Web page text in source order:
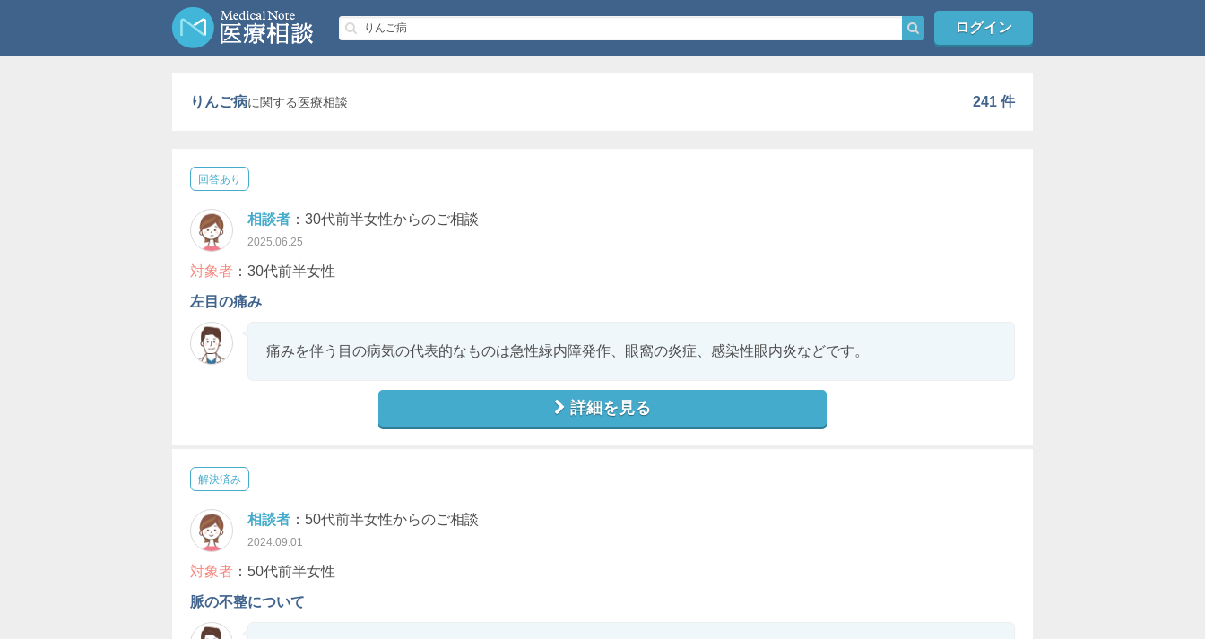
ログイン
りんご病に関する医療相談 241 件
回答あり
相談者 ：30代前半女性からのご相談
2025.06.25
対象者 ：30代前半女性
左目の痛み
痛みを伴う目の病気の代表的なものは急性緑内障発作、眼窩の炎症、感染性眼内炎などです。
詳細を見る
解決済み
相談者 ：50代前半女性からのご相談
2024.09.01
対象者 ：50代前半女性
脈の不整について